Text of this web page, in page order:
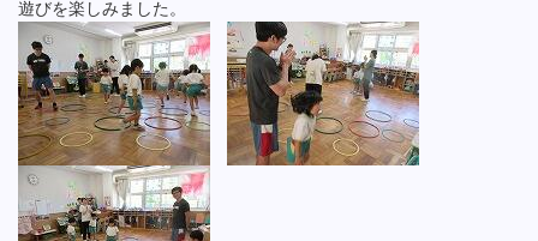
遊びを楽しみました。